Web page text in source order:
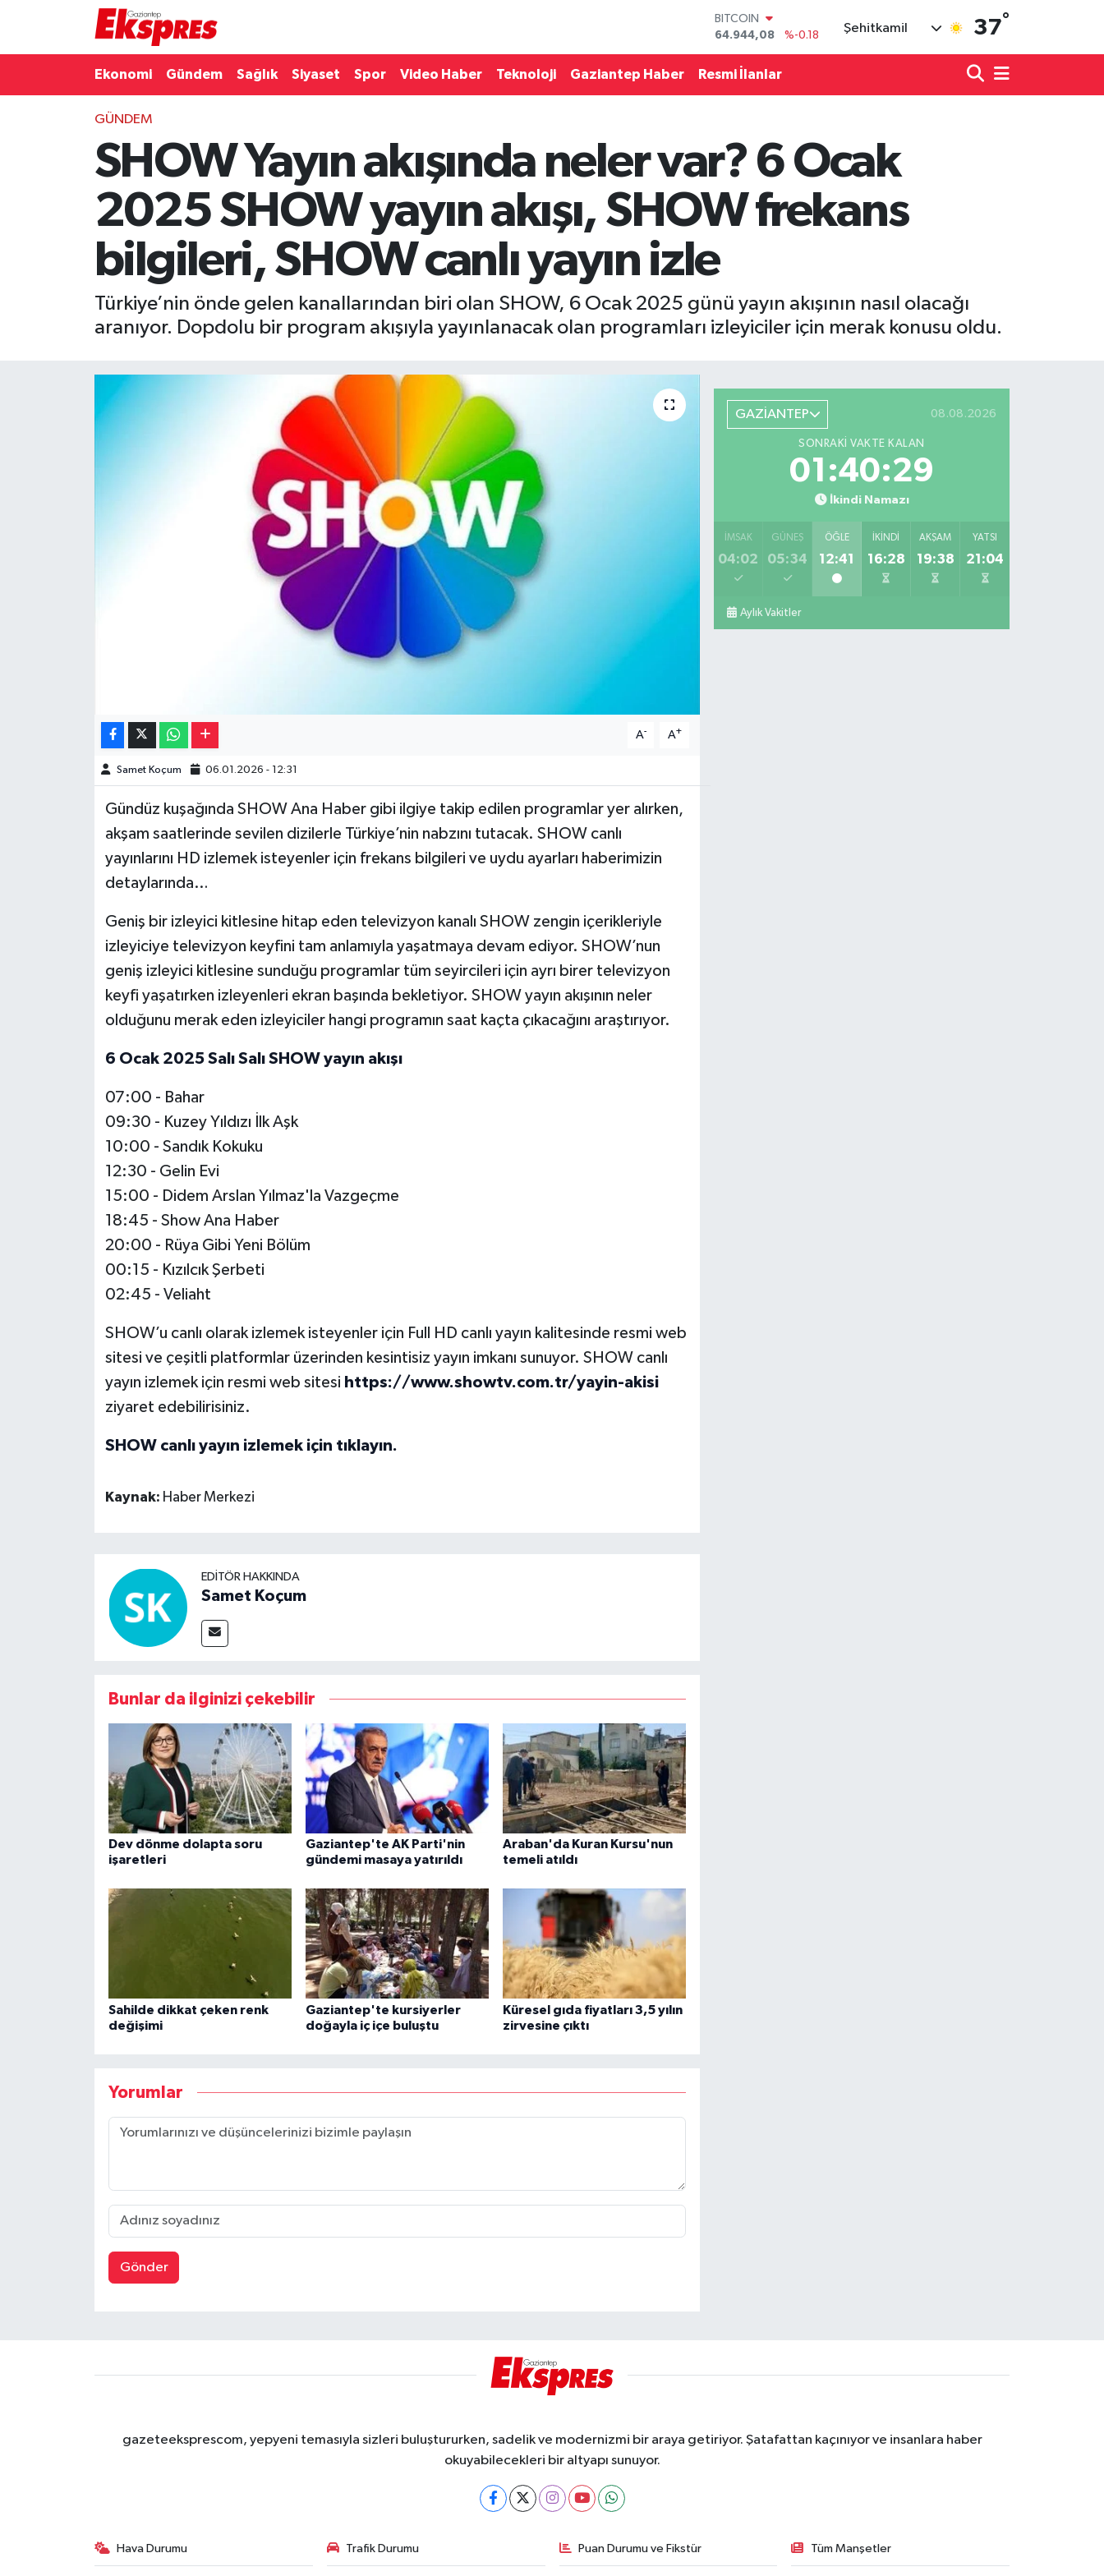
64.944,08
DOLAR
47,7436
%0.18
EURO
6660.55
%0.03
BİST100
Şehitkamil 37°
Ekonomi Gündem Sağlık Siyaset Spor Video Haber Teknoloji Gaziantep Haber Resmi İlanlar
GÜNDEM
SHOW Yayın akışında neler var? 6 Ocak
2025 SHOW yayın akışı, SHOW frekans
bilgileri, SHOW canlı yayın izle
Türkiye’nin önde gelen kanallarından biri olan SHOW, 6 Ocak 2025 günü yayın akışının nasıl olacağı
aranıyor. Dopdolu bir program akışıyla yayınlanacak olan programları izleyiciler için merak konusu oldu.
A- A+
Samet Koçum 06.01.2026 - 12:31
Gündüz kuşağında SHOW Ana Haber gibi ilgiye takip edilen programlar yer alırken,
akşam saatlerinde sevilen dizilerle Türkiye’nin nabzını tutacak. SHOW canlı
yayınlarını HD izlemek isteyenler için frekans bilgileri ve uydu ayarları haberimizin
detaylarında…
Geniş bir izleyici kitlesine hitap eden televizyon kanalı SHOW zengin içerikleriyle
izleyiciye televizyon keyfini tam anlamıyla yaşatmaya devam ediyor. SHOW’nun
geniş izleyici kitlesine sunduğu programlar tüm seyircileri için ayrı birer televizyon
keyfi yaşatırken izleyenleri ekran başında bekletiyor. SHOW yayın akışının neler
olduğunu merak eden izleyiciler hangi programın saat kaçta çıkacağını araştırıyor.
6 Ocak 2025 Salı Salı SHOW yayın akışı
07:00 - Bahar
09:30 - Kuzey Yıldızı İlk Aşk
10:00 - Sandık Kokuku
12:30 - Gelin Evi
15:00 - Didem Arslan Yılmaz'la Vazgeçme
18:45 - Show Ana Haber
20:00 - Rüya Gibi Yeni Bölüm
00:15 - Kızılcık Şerbeti
02:45 - Veliaht
SHOW’u canlı olarak izlemek isteyenler için Full HD canlı yayın kalitesinde resmi web
sitesi ve çeşitli platformlar üzerinden kesintisiz yayın imkanı sunuyor. SHOW canlı
yayın izlemek için resmi web sitesi https://www.showtv.com.tr/yayin-akisi
ziyaret edebilirisiniz.
SHOW canlı yayın izlemek için tıklayın.
Kaynak: Haber Merkezi
EDITÖR HAKKINDA
Samet Koçum
Bunlar da ilginizi çekebilir
Dev dönme dolapta soru
işaretleri
Gaziantep'te AK Parti'nin
gündemi masaya yatırıldı
Araban'da Kuran Kursu'nun
temeli atıldı
Sahilde dikkat çeken renk
değişimi
Gaziantep'te kursiyerler
doğayla iç içe buluştu
Küresel gıda fiyatları 3,5 yılın
zirvesine çıktı
Yorumlar
Gönder
GAZİANTEP 08.08.2026
SONRAKI VAKTE KALAN
01:40:28
İkindi Namazı
İMSAK
04:02
GÜNEŞ
05:34
ÖĞLE
12:41
İKINDI
16:28
AKŞAM
19:38
YATSI
21:04
Aylık Vakitler
gazeteeksprescom, yepyeni temasıyla sizleri buluştururken, sadelik ve modernizmi bir araya getiriyor. Şatafattan kaçınıyor ve insanlara haber
okuyabilecekleri bir altyapı sunuyor.
Hava Durumu Trafik Durumu Puan Durumu ve Fikstür Tüm Manşetler
Gaziantep son dakika
Gündem
Haberler
Kültür Sanat
Video Haber
Yeme-İçme
Puan Durumu ve Fikstür
Son Dakika Haberleri
Haber Arşivi